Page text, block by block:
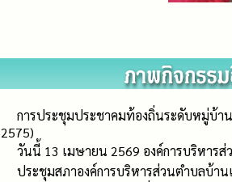
การประชุมประชาคมท้องถิ่นระดับหมู่บ้
2575)
วันนี้ 13 เมษายน 2569 องค์การบริหาร
ประชุมสภาองค์การบริหารส่วนตำบลบ้าน